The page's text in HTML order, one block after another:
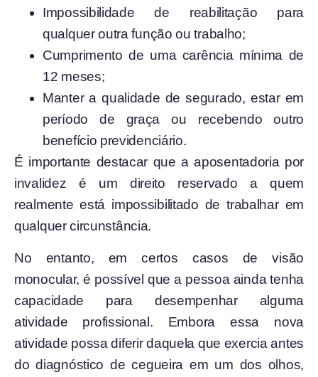
Impossibilidade de reabilitação para
qualquer outra função ou trabalho;
Cumprimento de uma carência mínima de
12 meses;
Manter a qualidade de segurado, estar em
período de graça ou recebendo outro
benefício previdenciário.
É importante destacar que a aposentadoria por
invalidez é um direito reservado a quem
realmente está impossibilitado de trabalhar em
qualquer circunstância.
No entanto, em certos casos de visão
monocular, é possível que a pessoa ainda tenha
capacidade para desempenhar alguma
atividade profissional. Embora essa nova
atividade possa diferir daquela que exercia antes
do diagnóstico de cegueira em um dos olhos,